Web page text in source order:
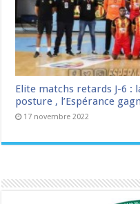
Elite matchs retards J-6 :
posture , l’Espérance
17 novembre 2022